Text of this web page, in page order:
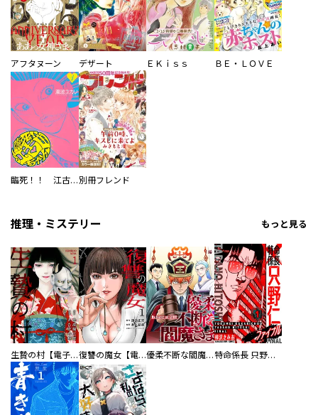
アフタヌーン デザート ＥＫｉｓｓ ＢＥ・ＬＯＶＥ
臨死！！ 江古田ちゃん 別冊フレンド
推理・ミステリー もっと見る
生贄の村【電子単行本版】 復讐の魔女【電子単行本版】 優柔不断な閻魔さま 特命係長 只野仁ファイナル 愛蔵版